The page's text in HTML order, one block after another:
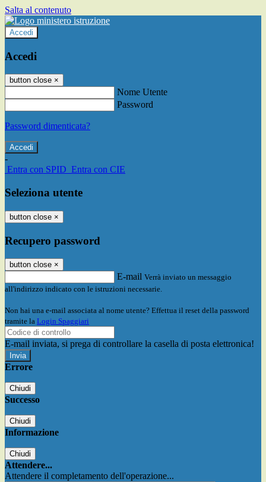
Salta al contenuto
Accedi
Accedi
button close ×
Nome Utente
Password
Password dimenticata?
-
Entra con SPID Entra con CIE
Seleziona utente
button close ×
Recupero password
button close ×
E-mail Verrà inviato un messaggio
all'indirizzo indicato con le istruzioni necessarie.
Non hai una e-mail associata al nome utente? Effettua il reset della password
tramite la Login Spaggiari
E-mail inviata, si prega di controllare la casella di posta elettronica!
Errore
Chiudi
Successo
Chiudi
Informazione
Chiudi
Attendere...
Attendere il completamento dell'operazione...